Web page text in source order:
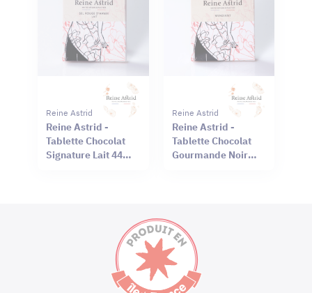
Reine Astrid
Reine Astrid -
Tablette Chocolat
Signature Lait 44%
Reine Astrid
Reine Astrid -
Tablette Chocolat
Gourmande Noir